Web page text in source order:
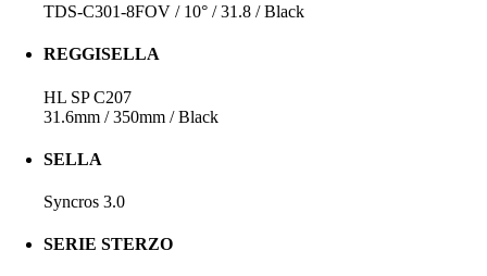
TDS-C301-8FOV / 10° / 31.8 / Black
REGGISELLA
HL SP C207
31.6mm / 350mm / Black
SELLA
Syncros 3.0
SERIE STERZO